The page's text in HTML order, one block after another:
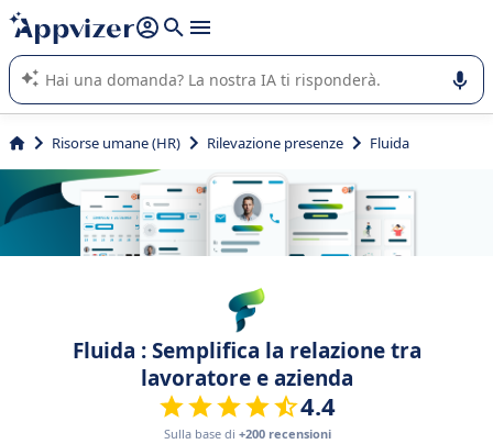
righe con
shift + enter
L'IA di Appvizer vi guida nell'utilizzo o nella scelta di un
software SaaS per la vostra azienda.
Risorse umane (HR) Rilevazione presenze Fluida
Fluida : Semplifica la relazione tra
lavoratore e azienda
4.4
Sulla base di +200 recensioni